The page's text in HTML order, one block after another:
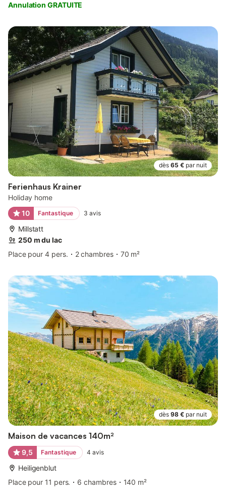
Annulation GRATUITE
dès 65 € par nuit
Ferienhaus Krainer
Holiday home
10
Fantastique 3 avis
Millstatt
250 m du lac
Place pour 4 pers.
2 chambres 70 m²
dès 98 € par nuit
Maison de vacances 140m²
9,5 Fantastique 4 avis
Heiligenblut
Place pour 11 pers.
6 chambres 140 m²